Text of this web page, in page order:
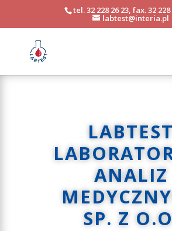
tel. 32 228 26 23, fax. 32 228
labtest@interia.pl
LABTEST
ANALIZ
SP. Z